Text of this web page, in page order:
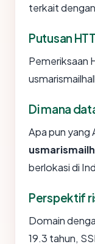
terkait
Putusan
Pemeriksaan
Di mana
Apa pun yang
berlokasi di
Perspektif
Domain
19.3 tahun,